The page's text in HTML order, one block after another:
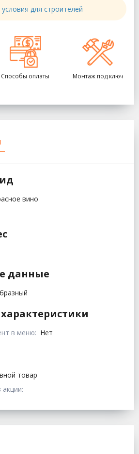
для строителей
Способы оплаты Монтаж под ключ
вино
данные
в меню: Нет
товар
акции: